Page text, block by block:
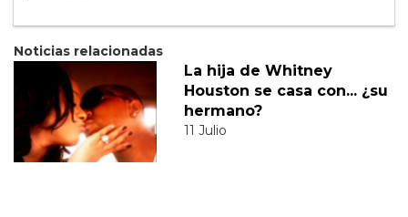
Noticias relacionadas
La hija de Whitney
Houston se casa con... ¿su
hermano?
11 Julio